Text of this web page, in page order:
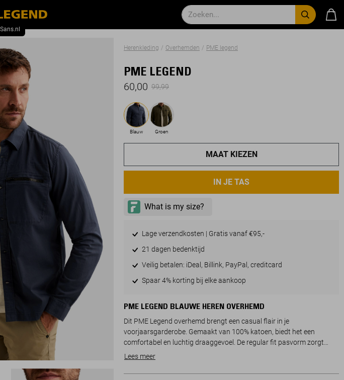
Herenkleding Overhemden PME legend
PME LEGEND
60,00 99,99
Blauw Groen
MAAT KIEZEN
IN JE TAS
Lage verzendkosten | Gratis vanaf €95,-
21 dagen bedenktijd
Veilig betalen: iDeal, Billink, PayPal, creditcard
Spaar 4% korting bij elke aankoop
PME LEGEND BLAUWE HEREN OVERHEMD
Dit PME Legend overhemd brengt een casual flair in je
voorjaarsgarderobe. Gemaakt van 100% katoen, biedt het een
comfortabel en luchtig draaggevoel. De regular fit pasvorm zorgt
voor een tijdloze uitstraling, terwijl de klassiek donkerblauwe kleur
De knoopsluiting en puntkraag geven dit overhemd een nette
Lees meer